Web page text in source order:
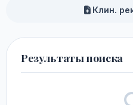
Клин.
Результаты поиска